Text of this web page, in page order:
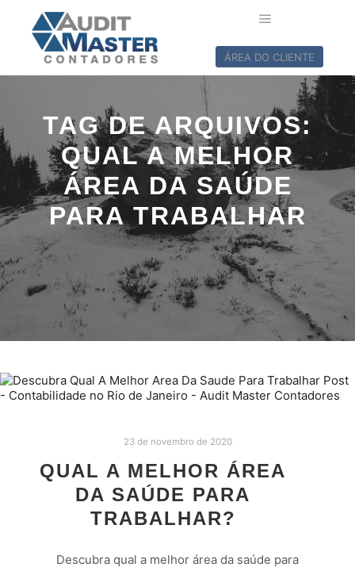
ÁREA DO CLIENTE
TAG DE ARQUIVOS:
QUAL A MELHOR
ÁREA DA SAÚDE
PARA TRABALHAR
23 de novembro de 2020
QUAL A MELHOR ÁREA
DA SAÚDE PARA
TRABALHAR?
Descubra qual a melhor área da saúde para